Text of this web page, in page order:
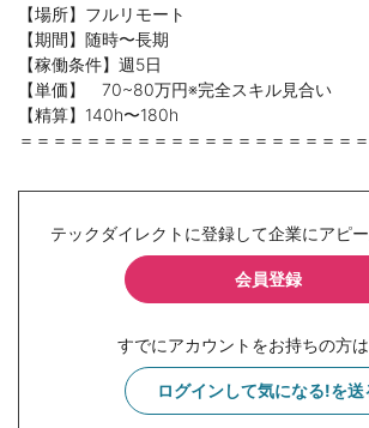
【場所】フルリモート
【期間】随時〜長期
【稼働条件】週5日
【単価】 70~80万円※完全スキル見合い
【精算】140h〜180h
＝＝＝＝＝＝＝＝＝＝＝＝＝＝＝＝＝＝＝＝
テックダイレクトに登録して企業にアピ
会員登録
すでにアカウントをお持ちの方
ログインして気になる!を送